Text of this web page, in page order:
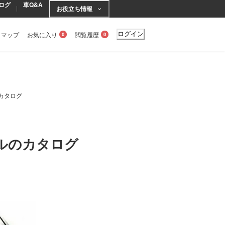
グ 車Q&A お役立ち情報
ップ お気に入り 0 閲覧履歴 0 ログイン
タログ
のカタログ